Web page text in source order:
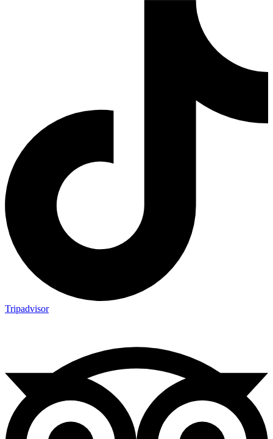
Tripadvisor